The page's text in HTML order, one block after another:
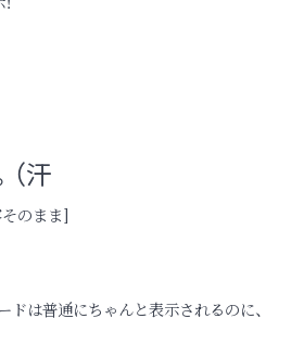
汗
のまま]
ドは普通にちゃんと表示されるのに、